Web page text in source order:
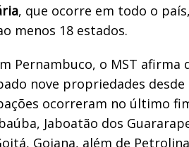
, que ocorre em todo o
menos 18 estados.
Pernambuco, o MST
nove propriedades
ocorreram no último
Jaboatão dos
Goiana, além de